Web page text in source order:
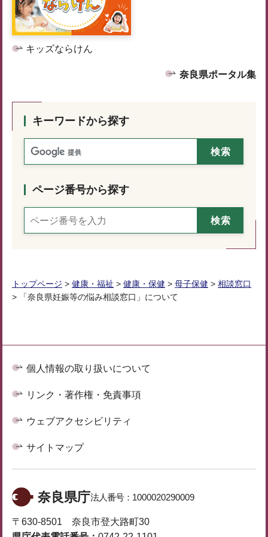
キッズならけん
奈良県ポータル集
キーワードから探す
ページ番号から探す
トップページ > 健康・福祉 > 健康・保健 > 母子保健 > 相談窓口
> 「奈良県妊娠等の悩み相談窓口」について
個人情報の取り扱いについて
リンク・著作権・免責事項
ウェブアクセシビリティ
サイトマップ
奈良県庁法人番号： 1000020290009
〒630-8501 奈良市登大路町30